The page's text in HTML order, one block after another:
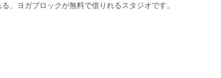
、ヨガブロックが無料で借りれるスタジオです。